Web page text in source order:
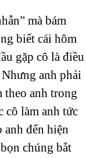
mà bám
biết cái hôm
gặp cô là điều
anh phải
theo anh trong
cô làm anh tức
anh đến hiện
chúng bắt